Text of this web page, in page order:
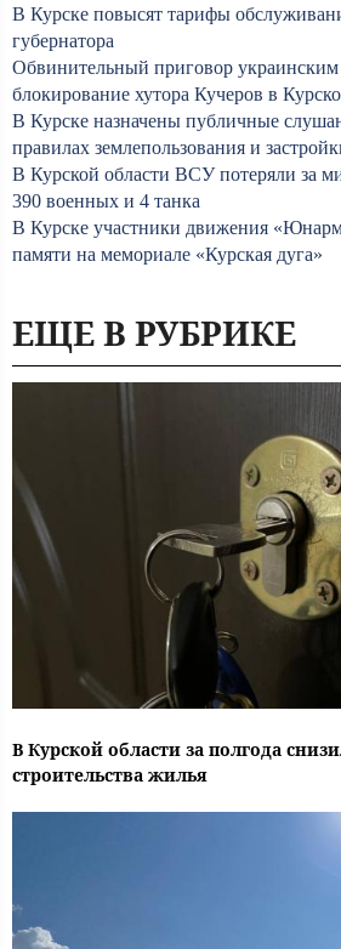
В Курске повысят тарифы
губернатора
Обвинительный приговор
блокирование хутора Кучеров в
В Курске назначены публичные
правилах землепользования и
В Курской области ВСУ потеряли за
390 военных и 4 танка
В Курске участники движения
памяти на мемориале «Курская дуга»
ЕЩЕ В РУБРИКЕ
В Курской области за полгода
строительства жилья